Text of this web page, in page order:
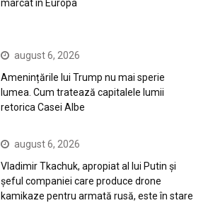
marcat în Europa
august 6, 2026
Amenințările lui Trump nu mai sperie
lumea. Cum tratează capitalele lumii
retorica Casei Albe
august 6, 2026
Vladimir Tkachuk, apropiat al lui Putin și
șeful companiei care produce drone
kamikaze pentru armată rusă, este în stare